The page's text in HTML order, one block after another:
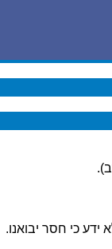
כי חסר יבואנו.